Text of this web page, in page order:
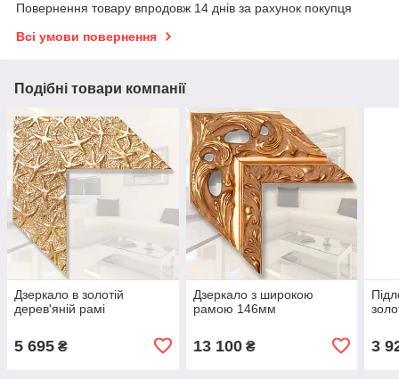
Повернення товару впродовж 14 днів за рахунок покупця
Всі умови повернення
Подібні товари компанії
Дзеркало в золотій
дерев'яній рамі
5 695 ₴
Дзеркало з широкою
рамою 146мм
13 100₴ 3